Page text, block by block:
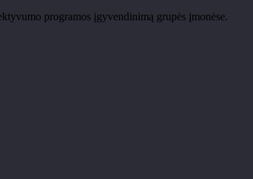
programos įgyvendinimą grupės įmonėse.